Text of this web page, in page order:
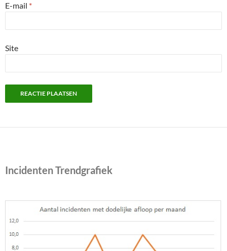
E-mail *
Site
Incidenten Trendgrafiek